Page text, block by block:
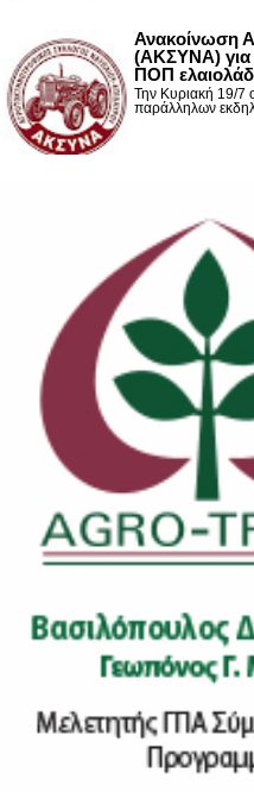
Ανακοίνωση
(ΑΚΣΥΝΑ) για
ΠΟΠ
Την Κυριακή 19/7
παράλληλων